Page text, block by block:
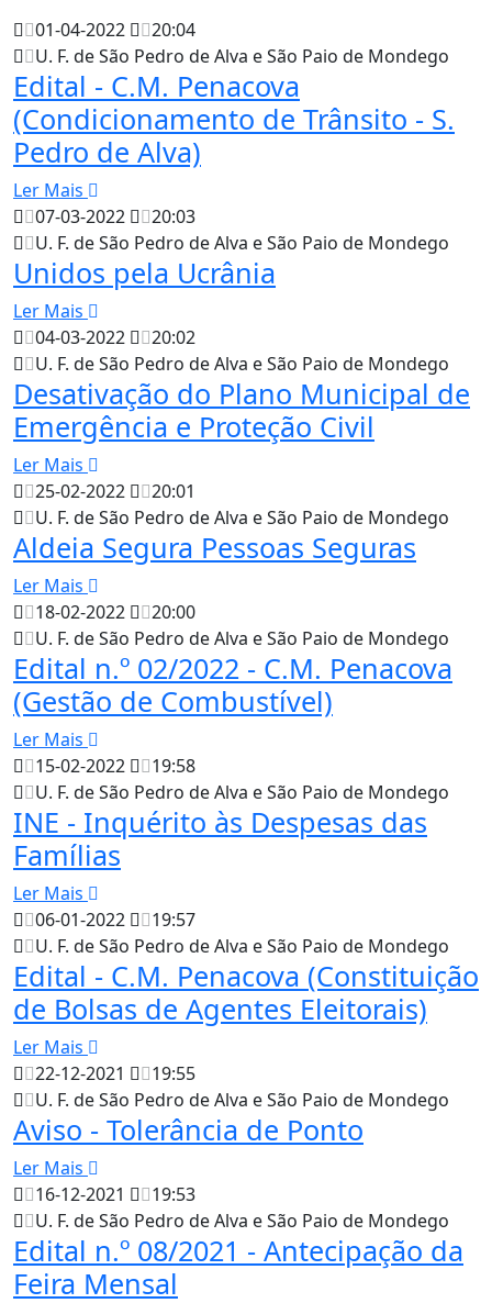
01-04-2022
20:04
U. F. de São Pedro de Alva e São Paio de Mondego
Edital - C.M. Penacova
(Condicionamento de Trânsito - S.
Pedro de Alva)
Ler Mais
07-03-2022
20:03
U. F. de São Pedro de Alva e São Paio de Mondego
Unidos pela Ucrânia
Ler Mais
04-03-2022
20:02
U. F. de São Pedro de Alva e São Paio de Mondego
Desativação do Plano Municipal de
Emergência e Proteção Civil
Ler Mais
25-02-2022
20:01
U. F. de São Pedro de Alva e São Paio de Mondego
Aldeia Segura Pessoas Seguras
Ler Mais
18-02-2022
20:00
U. F. de São Pedro de Alva e São Paio de Mondego
Edital n.º 02/2022 - C.M. Penacova
(Gestão de Combustível)
Ler Mais
15-02-2022
19:58
U. F. de São Pedro de Alva e São Paio de Mondego
INE - Inquérito às Despesas das
Famílias
Ler Mais
06-01-2022
19:57
U. F. de São Pedro de Alva e São Paio de Mondego
Edital - C.M. Penacova (Constituição
de Bolsas de Agentes Eleitorais)
Ler Mais
22-12-2021
19:55
U. F. de São Pedro de Alva e São Paio de Mondego
Aviso - Tolerância de Ponto
Ler Mais
16-12-2021
19:53
U. F. de São Pedro de Alva e São Paio de Mondego
Edital n.º 08/2021 - Antecipação da
Feira Mensal